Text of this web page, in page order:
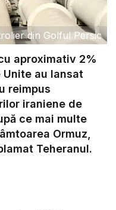
din Golful Persic
aproximativ 2%
au lansat
reimpus
iraniene de
ce mai multe
Ormuz,
Teheranul.